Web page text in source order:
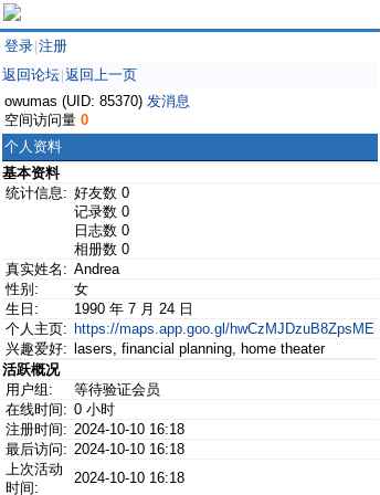
登录 注册
返回论坛 返回上一页
owumas (UID: 85370) 发消息
空间访问量 0
个人资料
基本资料
统计信息: 好友数 0
记录数 0
日志数 0
相册数 0
真实姓名: Andrea
性别:
女
生日:
1990 年 7 月 24 日
个人主页: https://maps.app.goo.gl/hwCzMJDzuB8ZpsME
兴趣爱好:
lasers, financial planning, home theater
活跃概况
用户组:
等待验证会员
在线时间: 0 小时
注册时间: 2024-10-10 16:18
最后访问: 2024-10-10 16:18
上次活动
时间:
2024-10-10 16:18